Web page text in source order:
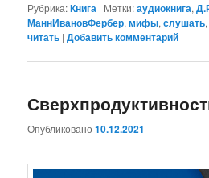
Рубрика:Книга | Метки:аудиокнига,
МаннИвановФербер,мифы,слушать
читать |Добавить комментарий
Опубликовано10.12.2021